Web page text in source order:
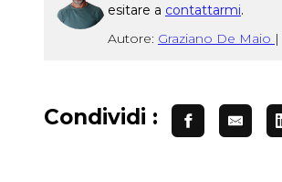
esitare a contattarmi.
Autore: Graziano De Maio |
Condividi :